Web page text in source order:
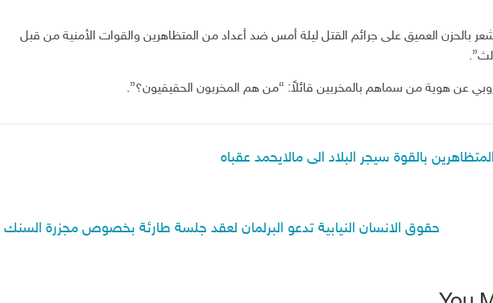
العميق على جرائم القتل ليلة أمس ضد أعداد من المتظاهرين والقوات الأمنية من قبل
عن هوية من سماهم بالمخربين قائلاً: “من هم المخربون الحقيقيون؟”.
بالقوة سيجر البلاد الى مالايحمد عقباه
حقوق الانسان النيابية تدعو البرلمان لعقد جلسة طارئة بخصوص مجزرة السنك